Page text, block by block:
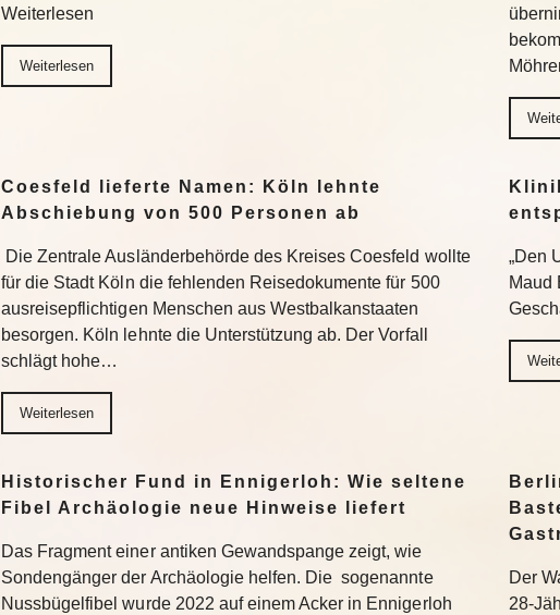
Weiterlesen
Weiterlesen
Coesfeld lieferte Namen: Köln lehnte
Abschiebung von 500 Personen ab
Die Zentrale Ausländerbehörde des Kreises Coesfeld wollte
für die Stadt Köln die fehlenden Reisedokumente für 500
ausreisepflichtigen Menschen aus Westbalkanstaaten
besorgen. Köln lehnte die Unterstützung ab. Der Vorfall
schlägt hohe…
Weiterlesen
„Den
Maud
Historischer Fund in Ennigerloh: Wie seltene
Fibel Archäologie neue Hinweise liefert
Das Fragment einer antiken Gewandspange zeigt, wie
Sondengänger der Archäologie helfen. Die sogenannte
Nussbügelfibel wurde 2022 auf einem Acker in Ennigerloh
Der
28-